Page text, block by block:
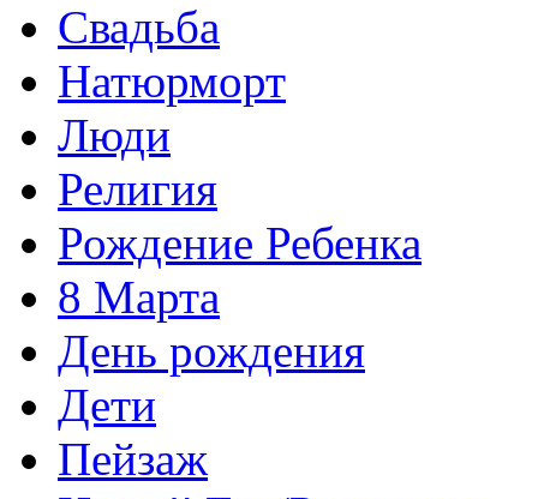
Свадьба
Натюрморт
Люди
Религия
Рождение Ребенка
8 Марта
День рождения
Дети
Пейзаж